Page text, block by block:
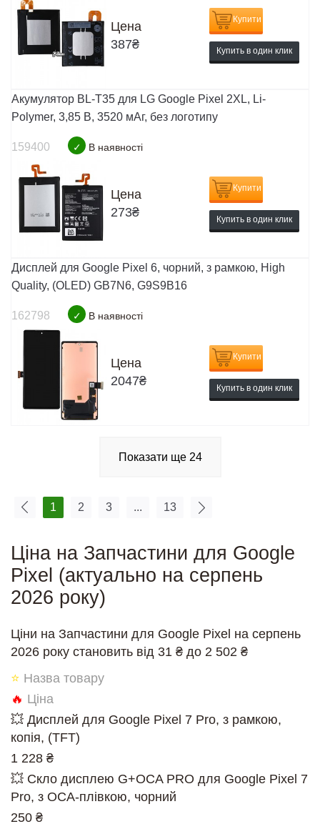
Цена
387₴
Купити
Купить в один клик
Акумулятор BL-T35 для LG Google Pixel 2XL, Li-
Polymer, 3,85 B, 3520 мАг, без логотипу
159400 ✓ В наявності
Цена
273₴
Купити
Купить в один клик
Дисплей для Google Pixel 6, чорний, з рамкою, High
Quality, (OLED) GB7N6, G9S9B16
162798 ✓ В наявності
Цена
2047₴
Купити
Купить в один клик
Показати ще 24
1 2 3 ... 13
Ціна на Запчастини для Google
Pixel (актуально на серпень
2026 року)
Ціни на Запчастини для Google Pixel на серпень
2026 року становить від 31 ₴ до 2 502 ₴
⭐ Назва товару
🔥 Ціна
💥 Дисплей для Google Pixel 7 Pro, з рамкою,
копія, (TFT)
1 228 ₴
💥 Скло дисплею G+OCA PRO для Google Pixel 7
Pro, з ОСА-плівкою, чорний
250 ₴